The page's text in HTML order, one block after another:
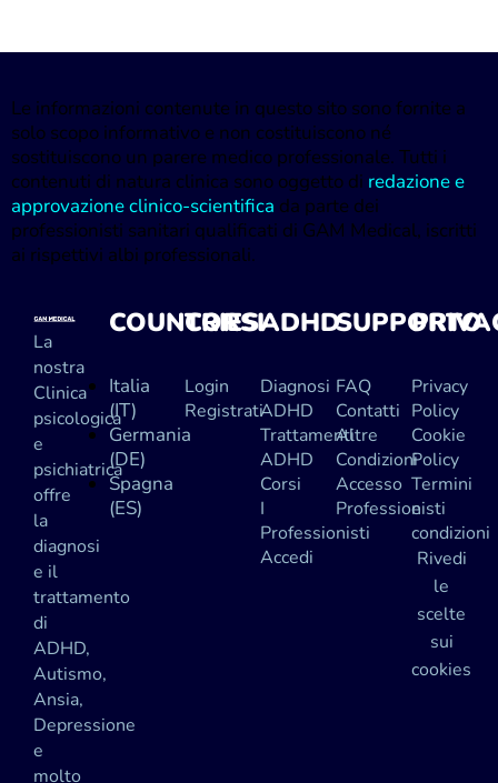
Le informazioni contenute in questo sito sono fornite a
solo scopo informativo e non costituiscono né
sostituiscono un parere medico professionale. Tutti i
contenuti di natura clinica sono oggetto di redazione e
approvazione clinico-scientifica da parte dei
professionisti sanitari qualificati di GAM Medical, iscritti
ai rispettivi albi professionali.
La
nostra
Clinica
psicologica
e
psichiatrica
offre
la
diagnosi
e il
trattamento
di
ADHD,
Autismo,
Ansia,
Depressione
e
molto
COUNTRIES
Italia
(IT)
Germania
(DE)
Spagna
(ES)
CORSI
Login
Registrati
ADHD
Diagnosi
ADHD
Trattamenti
ADHD
Corsi
I
Professionisti
Accedi
SUPPORTO
FAQ
Contatti
Altre
Condizioni
Accesso
Professionisti
Privacy
Policy
Cookie
Policy
Termini
e
condizioni
Rivedi
le
scelte
sui
cookies